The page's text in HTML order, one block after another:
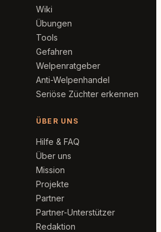
Wiki
Übungen
Tools
Gefahren
Welpenratgeber
Anti-Welpenhandel
Seriöse Züchter erkennen
ÜBER UNS
Hilfe & FAQ
Über uns
Mission
Projekte
Partner
Partner-Unterstützer
Redaktion